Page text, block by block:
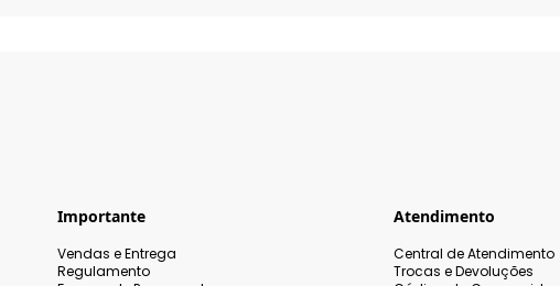
Importante
Vendas e Entrega
Regulamento
Atendimento
Central de Atendimento
Trocas e Devoluções